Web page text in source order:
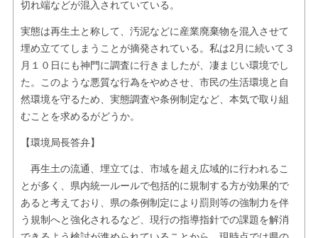
切れ端などが混入されていている。
実態は再生土と称して、汚泥などに産業廃棄物を混入させて
埋め立ててしまうことが摘発されている。私は2月に続いて３
月１０日にも神門に調査に行きましたが、凄まじい環境でし
た。このような悪質な行為をやめさせ、市民の生活環境と自
然環境を守るため、実態調査や条例制定など、本気で取り組
むことを求めるがどうか。
【環境局長答弁】
再生土の流通、埋立ては、市域を超え広域的に行われるこ
とが多く、県内統一ルールで包括的に規制する方が効果的で
あると考えており、県の条例制定により罰則等の強制力を伴
う規制へと強化されるなど、現行の指導指針での課題を解消